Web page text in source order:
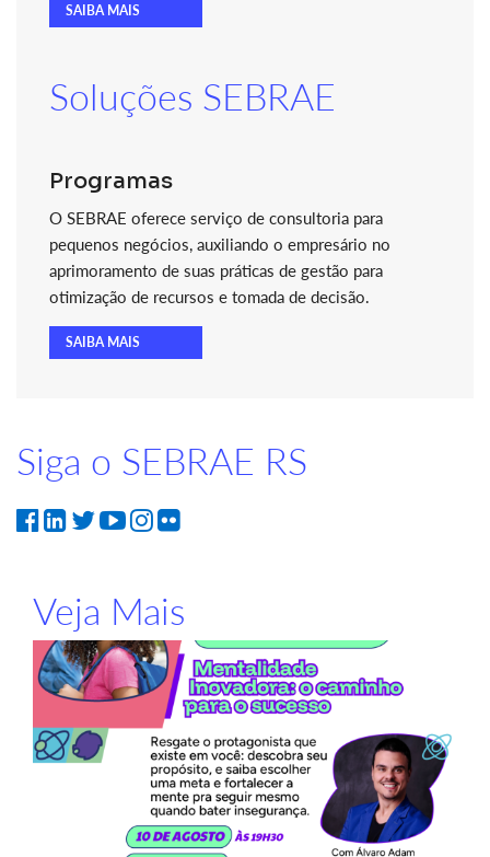
SAIBA MAIS
Soluções SEBRAE
Programas
O SEBRAE oferece serviço de consultoria para
pequenos negócios, auxiliando o empresário no
aprimoramento de suas práticas de gestão para
otimização de recursos e tomada de decisão.
SAIBA MAIS
Siga o SEBRAE RS
Veja Mais